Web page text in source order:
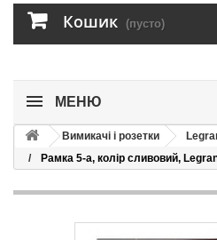
Кошик (пусто)
МЕНЮ
Вимикачі і розетки
Рамка 5-а, колір сливовий,